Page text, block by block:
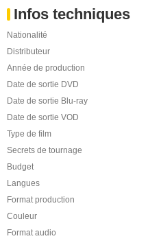
Infos techniques
Nationalité
Distributeur
Année de production
Date de sortie DVD
Date de sortie Blu-ray
Date de sortie VOD
Type de film
Secrets de tournage
Budget
Langues
Format production
Couleur
Format audio